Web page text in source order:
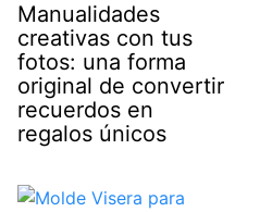
Manualidades
creativas con tus
fotos: una forma
original de convertir
recuerdos en
regalos únicos